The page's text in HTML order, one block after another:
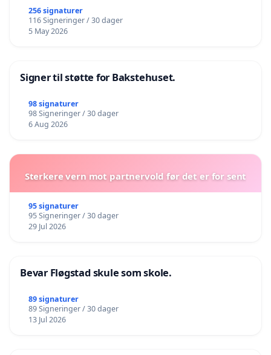
256 signaturer
116 Signeringer / 30 dager
5 May 2026
Signer til støtte for Bakstehuset.
98 signaturer
98 Signeringer / 30 dager
6 Aug 2026
Sterkere vern mot partnervold før det er for sent
95 signaturer
95 Signeringer / 30 dager
29 Jul 2026
Bevar Fløgstad skule som skole.
89 signaturer
89 Signeringer / 30 dager
13 Jul 2026